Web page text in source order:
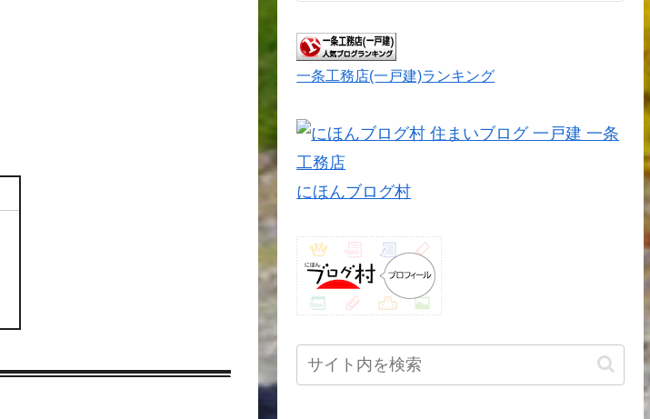
一条工務店(一戸建)ランキング
にほんブログ村